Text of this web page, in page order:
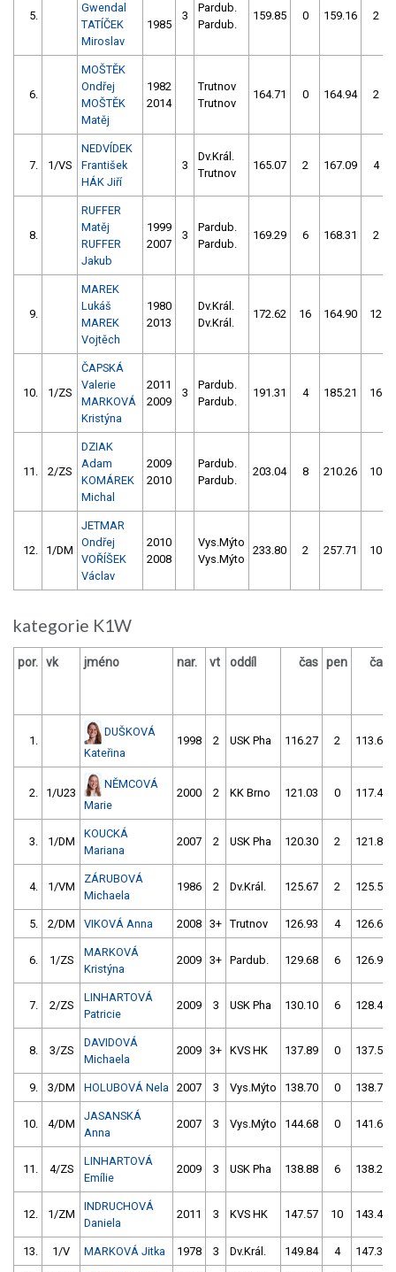
5.
Gwendal
TATÍČEK
Miroslav
1985
3
Pardub.
Pardub.
159.85 0 159.16 2
6.
MOŠTĚK
Ondřej
MOŠTĚK
Matěj
1982
2014
Trutnov
Trutnov
164.71 0 164.94 2
7. 1/VS
NEDVÍDEK
František
HÁK Jiří
3
Dv.Král.
Trutnov
165.07 2 167.09 4
8.
RUFFER
Matěj
RUFFER
Jakub
1999
2007
3
Pardub.
Pardub.
169.29 6 168.31 2
9.
MAREK
Lukáš
MAREK
Vojtěch
1980
2013
Dv.Král.
Dv.Král.
172.62 16 164.90 12
10. 1/ZS
ČAPSKÁ
Valerie
MARKOVÁ
Kristýna
2011
2009
3
Pardub.
Pardub.
191.31 4 185.21 16
11. 2/ZS
DZIAK
Adam
KOMÁREK
Michal
2009
2010
Pardub.
Pardub.
203.04 8 210.26 10
12. 1/DM
JETMAR
Ondřej
VOŘÍŠEK
Václav
2010
2008
Vys.Mýto
Vys.Mýto
233.80 2 257.71 10
kategorie K1W
por. vk jméno nar. vt oddíl čas pen čas
1.
DUŠKOVÁ
Kateřina
1998 2 USK Pha 116.27 2 113.65
2. 1/U23
NĚMCOVÁ
Marie
2000 2 KK Brno 121.03 0 117.48
3. 1/DM
KOUCKÁ
Mariana
2007 2 USK Pha 120.30 2 121.82
4. 1/VM
ZÁRUBOVÁ
Michaela
1986 2 Dv.Král. 125.67 2 125.55
5. 2/DM VIKOVÁ Anna 2008 3+ Trutnov 126.93 4 126.62
6. 1/ZS
MARKOVÁ
Kristýna
2009 3+ Pardub. 129.68 6 126.96
7. 2/ZS
LINHARTOVÁ
Patricie
2009 3 USK Pha 130.10 6 128.47
8. 3/ZS
DAVIDOVÁ
Michaela
2009 3+ KVS HK 137.89 0 137.59
9. 3/DM HOLUBOVÁ Nela 2007 3 Vys.Mýto 138.70 0 138.75
10. 4/DM
JASANSKÁ
Anna
2007 3 Vys.Mýto 144.68 0 141.64
11. 4/ZS
LINHARTOVÁ
Emílie
2009 3 USK Pha 138.88 6 138.21
12. 1/ZM
INDRUCHOVÁ
Daniela
2011 3 KVS HK 147.57 10 143.46
13. 1/V MARKOVÁ Jitka 1978 3 Dv.Král. 149.84 4 147.37